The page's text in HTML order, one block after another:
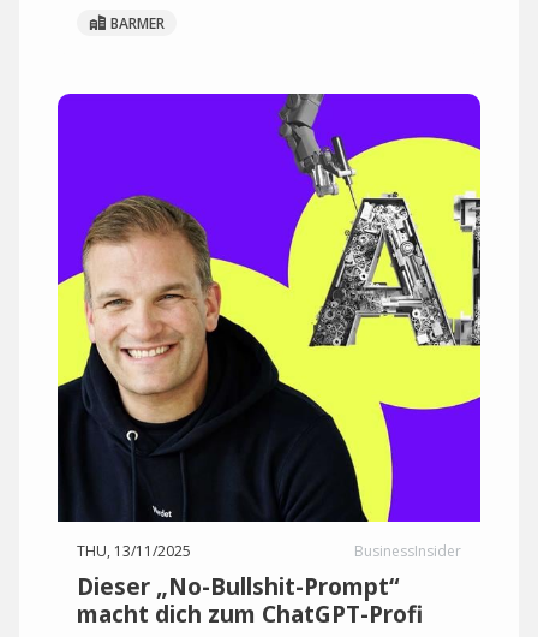
BARMER
THU, 13/11/2025 BusinessInsider
Dieser „No-Bullshit-Prompt“
macht dich zum ChatGPT-Profi